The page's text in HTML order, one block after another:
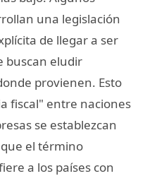
una legislación
de llegar a ser
buscan eludir
provienen. Esto
fiscal" entre naciones
se establezcan
el término
a los países con